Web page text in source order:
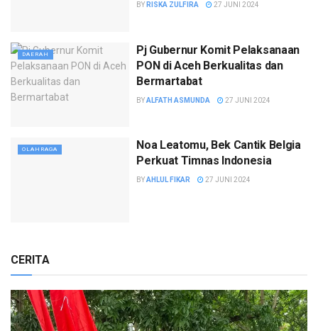
BY RISKA ZULFIRA 27 JUNI 2024
DAERAH
Pj Gubernur Komit Pelaksanaan
PON di Aceh Berkualitas dan
Bermartabat
BYALFATH ASMUNDA 27 JUNI 2024
OLAHRAGA
Noa Leatomu, Bek Cantik Belgia
Perkuat Timnas Indonesia
BYAHLUL FIKAR 27 JUNI 2024
CERITA